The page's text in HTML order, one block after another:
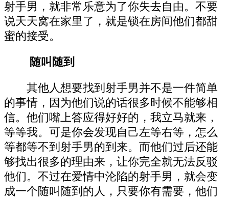
射手男，就非常乐意为了你失去自由。不要
说天天窝在家里了，就是锁在房间他们都甜
蜜的接受。
随叫随到
其他人想要找到射手男并不是一件简单
的事情，因为他们说的话很多时候不能够相
信。他们嘴上答应得好好的，我立马就来，
等等我。可是你会发现自己左等右等，怎么
等都等不到射手男的到来。而他们过后还能
够找出很多的理由来，让你完全就无法反驳
他们。不过在爱情中沦陷的射手男，就会变
成一个随叫随到的人，只要你有需要，他们